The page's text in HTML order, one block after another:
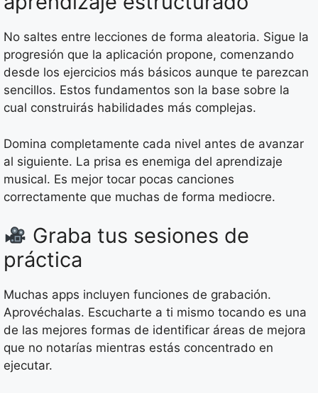
No saltes entre lecciones de forma aleatoria. Sigue la
progresión que la aplicación propone, comenzando
desde los ejercicios más básicos aunque te parezcan
sencillos. Estos fundamentos son la base sobre la
cual construirás habilidades más complejas.
Domina completamente cada nivel antes de avanzar
al siguiente. La prisa es enemiga del aprendizaje
musical. Es mejor tocar pocas canciones
correctamente que muchas de forma mediocre.
Graba tus sesiones de
práctica
Muchas apps incluyen funciones de grabación.
Aprovéchalas. Escucharte a ti mismo tocando es una
de las mejores formas de identificar áreas de mejora
que no notarías mientras estás concentrado en
ejecutar.